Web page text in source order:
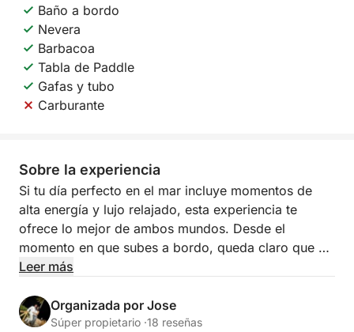
Baño a bordo
Nevera
Barbacoa
Tabla de Paddle
Gafas y tubo
Carburante
Sobre la experiencia
Si tu día perfecto en el mar incluye momentos de
alta energía y lujo relajado, esta experiencia te
ofrece lo mejor de ambos mundos. Desde el
momento en que subes a bordo, queda claro que no
se trata solo de navegar, sino de aprovechar al
Al dejar atrás Torrevieja, la costa se abre a un
Leer más
Organizada por Jose
Súper propietario ·18 reseñas